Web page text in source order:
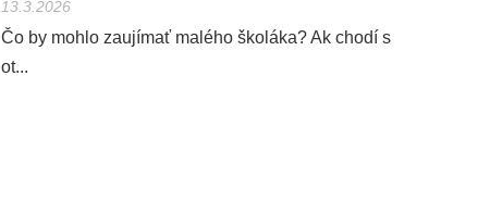
13.3.2026
Čo by mohlo zaujímať malého školáka? Ak chodí s
ot...